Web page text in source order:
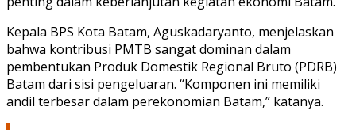
Kepala BPS Kota Batam, Aguskadaryanto, menjelaskan
bahwa kontribusi PMTB sangat dominan dalam
pembentukan Produk Domestik Regional Bruto (PDRB)
Batam dari sisi pengeluaran. “Komponen ini memiliki
andil terbesar dalam perekonomian Batam,” katanya.